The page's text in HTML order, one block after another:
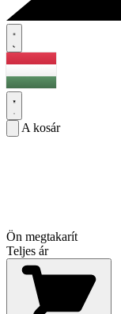
A kosár
Ön megtakarít
Teljes ár